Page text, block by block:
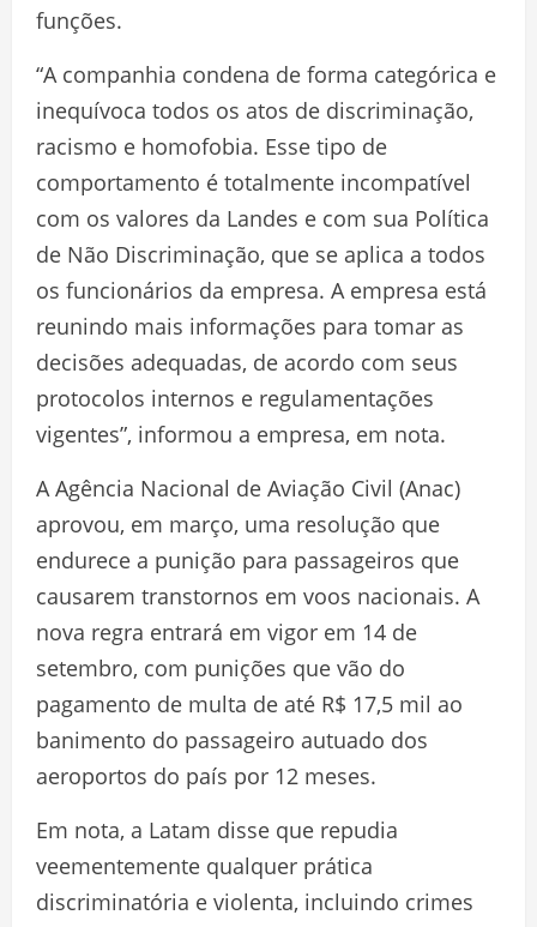
funções.
“A companhia condena de forma categórica e
inequívoca todos os atos de discriminação,
racismo e homofobia. Esse tipo de
comportamento é totalmente incompatível
com os valores da Landes e com sua Política
de Não Discriminação, que se aplica a todos
os funcionários da empresa. A empresa está
reunindo mais informações para tomar as
decisões adequadas, de acordo com seus
protocolos internos e regulamentações
vigentes”, informou a empresa, em nota.
A Agência Nacional de Aviação Civil (Anac)
aprovou, em março, uma resolução que
endurece a punição para passageiros que
causarem transtornos em voos nacionais. A
nova regra entrará em vigor em 14 de
setembro, com punições que vão do
pagamento de multa de até R$ 17,5 mil ao
banimento do passageiro autuado dos
aeroportos do país por 12 meses.
Em nota, a Latam disse que repudia
veementemente qualquer prática
discriminatória e violenta, incluindo crimes